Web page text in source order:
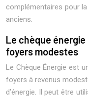
complémentaires pour
anciens.
Le chèque
foyers modestes
Le Chèque Énergie est
foyers à revenus
d’énergie. Il peut être